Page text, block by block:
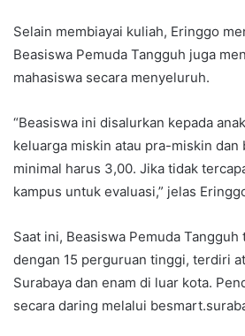
Selain membiayai kuliah, Eringgo
Beasiswa Pemuda Tangguh juga
mahasiswa secara menyeluruh.
“Beasiswa ini disalurkan kepada
keluarga miskin atau pra-miskin dan
minimal harus 3,00. Jika tidak
kampus untuk evaluasi,” jelas
Saat ini, Beasiswa Pemuda
dengan 15 perguruan tinggi, terdiri
Surabaya dan enam di luar kota.
secara daring melalui